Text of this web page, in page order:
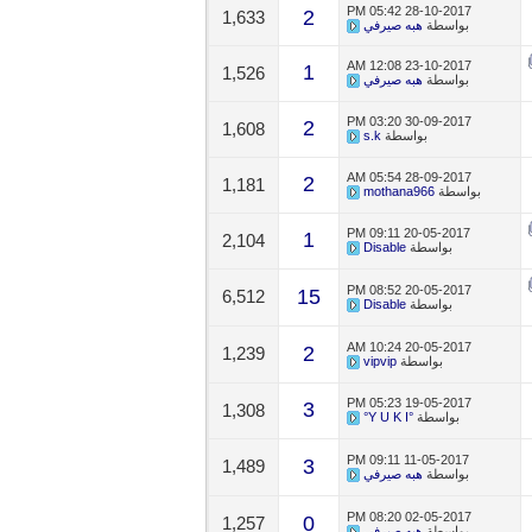
28-10-2017
05:42 PM
بواسطة هبه صيرفي 2
1,633
23-10-2017
12:08 AM
بواسطة هبه صيرفي 1
1,526
30-09-2017
03:20 PM
بواسطة s.k
2
1,608
28-09-2017
05:54 AM
بواسطةmothana966
2
1,181
20-05-2017
09:11 PM
بواسطةDisable
1
2,104
20-05-2017
08:52 PM
بواسطةDisable
15
6,512
20-05-2017
10:24 AM
بواسطةvipvip
2
1,239
19-05-2017
05:23 PM
بواسطة°Y U K I°
3
1,308
11-05-2017
09:11 PM
بواسطة هبه صيرفي 3
1,489
02-05-2017
08:20 PM
0
1,257